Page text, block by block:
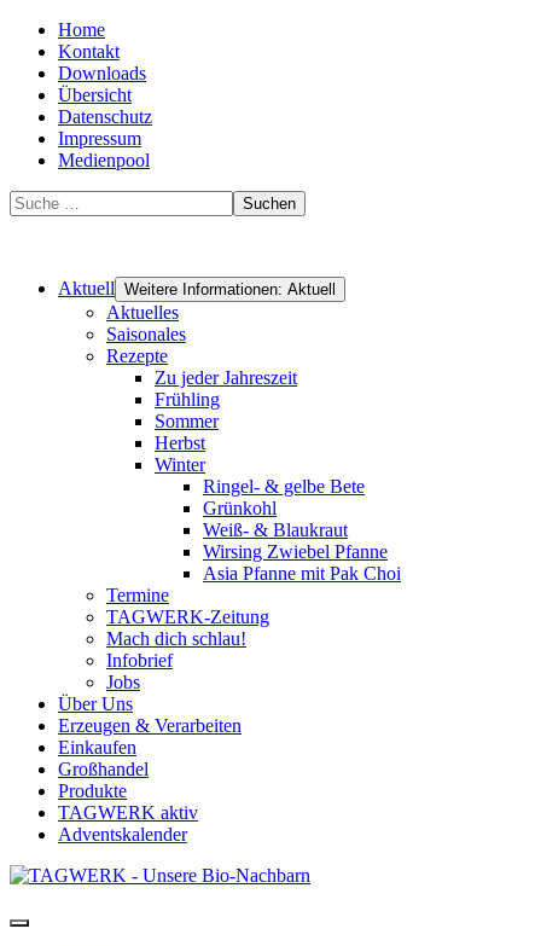
Home
Kontakt
Downloads
Übersicht
Datenschutz
Impressum
Medienpool
Suchen
Aktuell Weitere Informationen: Aktuell
Aktuelles
Saisonales
Rezepte
Zu jeder Jahreszeit
Frühling
Sommer
Herbst
Winter
Ringel- & gelbe Bete
Grünkohl
Weiß- & Blaukraut
Wirsing Zwiebel Pfanne
Asia Pfanne mit Pak Choi
Termine
TAGWERK-Zeitung
Mach dich schlau!
Infobrief
Jobs
Über Uns
Erzeugen & Verarbeiten
Einkaufen
Großhandel
Produkte
TAGWERK aktiv
Adventskalender